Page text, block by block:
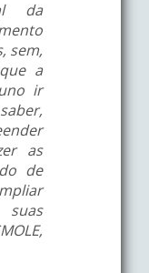
da
sem,
a
ir
as
de